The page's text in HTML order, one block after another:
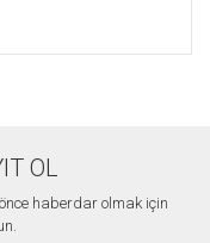
ve diğer
OL
haberdar olmak için